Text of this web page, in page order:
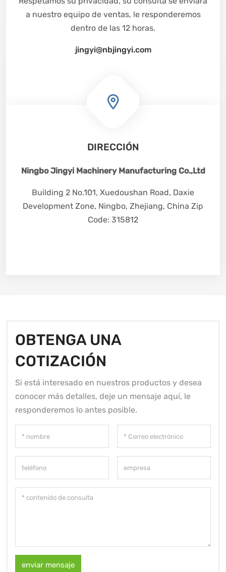
a nuestro equipo de ventas, le responderemos
dentro de las 12 horas.
jingyi@nbjingyi.com
DIRECCIÓN
Ningbo Jingyi Machinery Manufacturing Co.,Ltd
Building 2 No.101, Xuedoushan Road, Daxie
Development Zone, Ningbo, Zhejiang, China Zip
Code: 315812
OBTENGA UNA
COTIZACIÓN
Si está interesado en nuestros productos y desea
conocer más detalles, deje un mensaje aquí, le
responderemos lo antes posible.
enviar mensaje